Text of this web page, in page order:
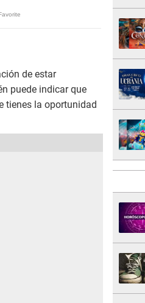
de estar
puede indicar que
tienes la oportunidad